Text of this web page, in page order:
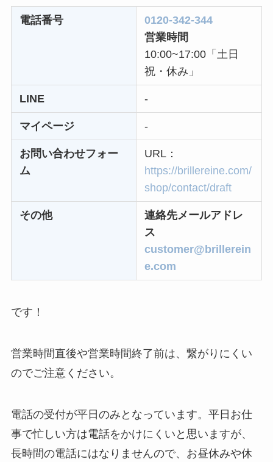
なぜ解約できない？
電話以外に手続きす
る方法ある？
ニューZの解約まと
め！電話が繋がらな
い時の裏ワザ
解約できない？バロ
ニーを電話から解約
する方法を完全攻略
電話番号
0120-342-344
営業時間
10:00~17:00「土日
祝・休み」
LINE -
マイページ -
お問い合わせフォー
ム
URL：
https://brillereine.com/
shop/contact/draft
その他
連絡先メールアドレ
ス
customer@brillerein
e.com
です！
営業時間直後や営業時間終了前は、繋がりにくい
のでご注意ください。
電話の受付が平日のみとなっています。平日お仕
事で忙しい方は電話をかけにくいと思いますが、
長時間の電話にはなりませんので、お昼休みや休